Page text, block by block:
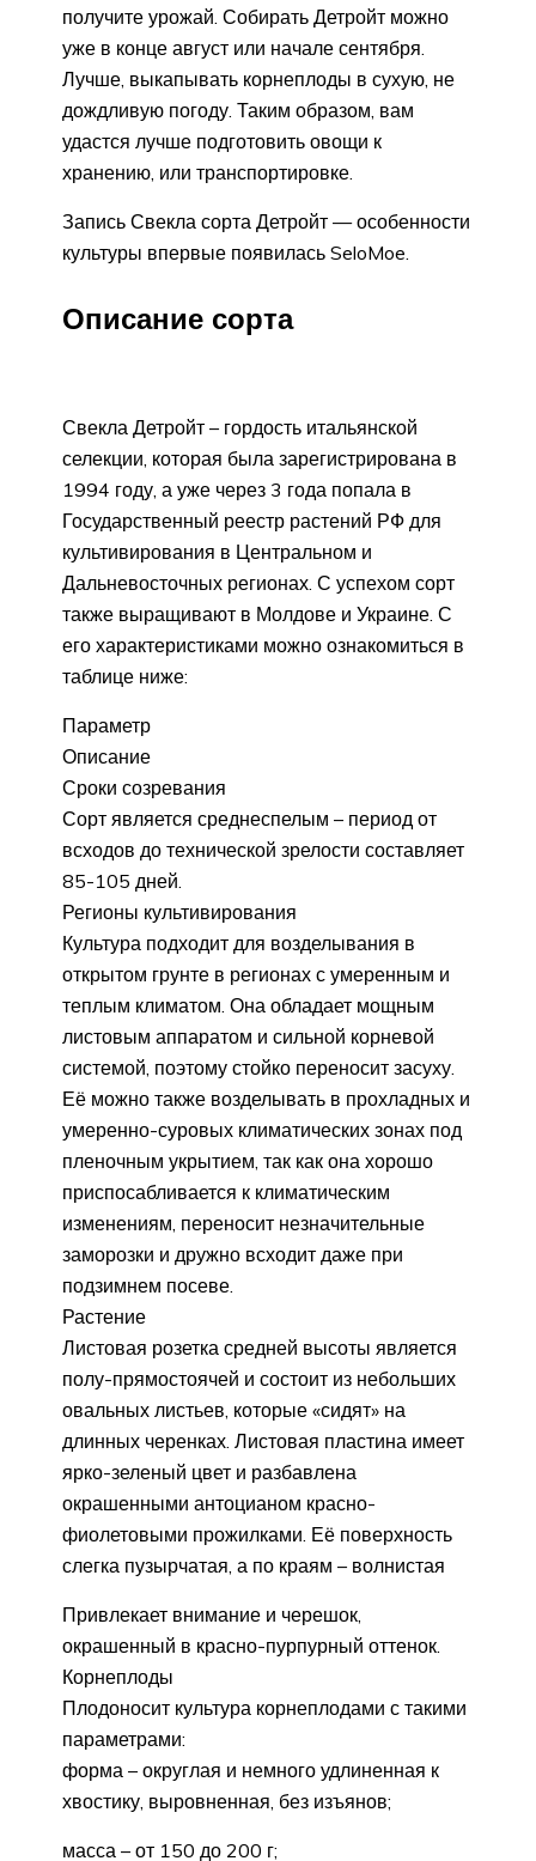
получите урожай. Собирать Детройт можно
уже в конце август или начале сентября.
Лучше, выкапывать корнеплоды в сухую, не
дождливую погоду. Таким образом, вам
удастся лучше подготовить овощи к
хранению, или транспортировке.
Запись Свекла сорта Детройт — особенности
культуры впервые появилась SeloMoe.
Описание сорта
Свекла Детройт – гордость итальянской
селекции, которая была зарегистрирована в
1994 году, а уже через 3 года попала в
Государственный реестр растений РФ для
культивирования в Центральном и
Дальневосточных регионах. С успехом сорт
также выращивают в Молдове и Украине. С
его характеристиками можно ознакомиться в
таблице ниже:
Параметр
Описание
Сроки созревания
Сорт является среднеспелым – период от
всходов до технической зрелости составляет
85-105 дней.
Регионы культивирования
Культура подходит для возделывания в
открытом грунте в регионах с умеренным и
теплым климатом. Она обладает мощным
листовым аппаратом и сильной корневой
системой, поэтому стойко переносит засуху.
Её можно также возделывать в прохладных и
умеренно-суровых климатических зонах под
пленочным укрытием, так как она хорошо
приспосабливается к климатическим
изменениям, переносит незначительные
заморозки и дружно всходит даже при
подзимнем посеве.
Растение
Листовая розетка средней высоты является
полу-прямостоячей и состоит из небольших
овальных листьев, которые «сидят» на
длинных черенках. Листовая пластина имеет
ярко-зеленый цвет и разбавлена
окрашенными антоцианом красно-
фиолетовыми прожилками. Её поверхность
слегка пузырчатая, а по краям – волнистая
Привлекает внимание и черешок,
окрашенный в красно-пурпурный оттенок.
Корнеплоды
Плодоносит культура корнеплодами с такими
параметрами:
форма – округлая и немного удлиненная к
хвостику, выровненная, без изъянов;
масса – от 150 до 200 г;